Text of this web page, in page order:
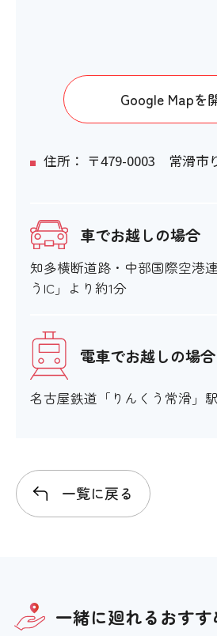
Google Mapを
住所： 〒479-0003 常滑市
車でお越しの場合
知多横断道路・中部国際空港
うIC」より約1分
電車でお越しの場合
名古屋鉄道「りんくう常滑」
一覧に戻る
一緒に廻れるおす